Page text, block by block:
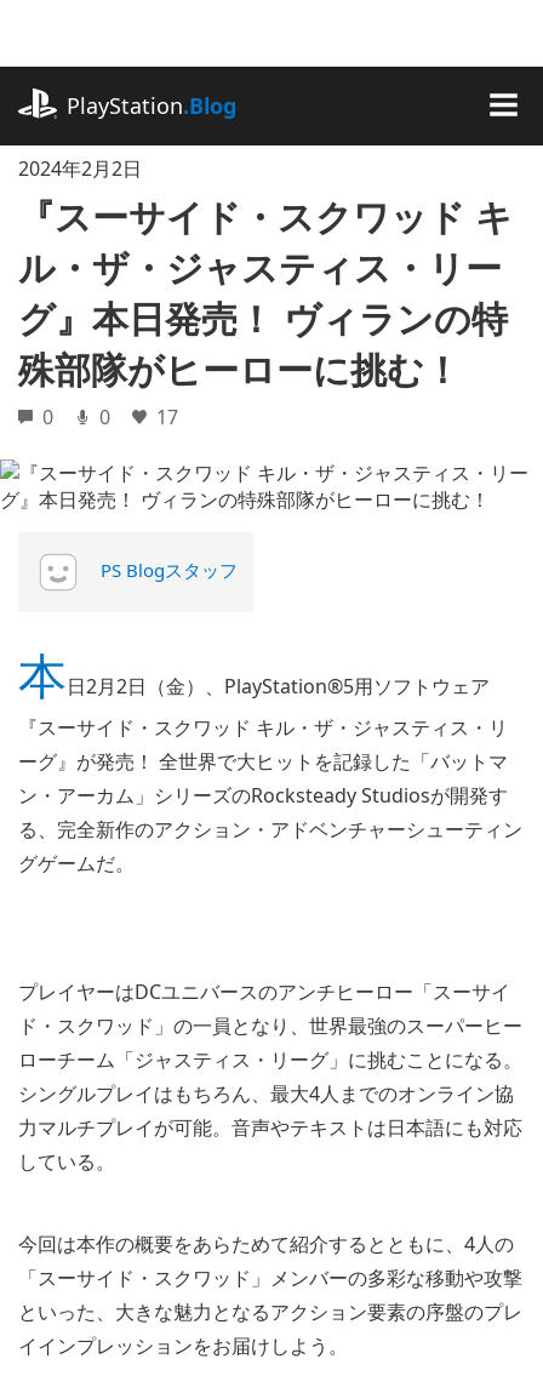
に
ッ
PlayStation.Blog
2024年2月2日
『スーサイド・スクワッド キ
ル・ザ・ジャスティス・リー
グ』本日発売！ ヴィランの特
殊部隊がヒーローに挑む！
0 0 17
PS Blogスタッフ
本日2月2日（金）、PlayStation®5用ソフトウェア
『スーサイド・スクワッド キル・ザ・ジャスティス・リ
ーグ』が発売！ 全世界で大ヒットを記録した「バットマ
ン・アーカム」シリーズのRocksteady Studiosが開発す
る、完全新作のアクション・アドベンチャーシューティン
グゲームだ。
プレイヤーはDCユニバースのアンチヒーロー「スーサイ
ド・スクワッド」の一員となり、世界最強のスーパーヒー
ローチーム「ジャスティス・リーグ」に挑むことになる。
シングルプレイはもちろん、最大4人までのオンライン協
力マルチプレイが可能。音声やテキストは日本語にも対応
している。
今回は本作の概要をあらためて紹介するとともに、4人の
「スーサイド・スクワッド」メンバーの多彩な移動や攻撃
といった、大きな魅力となるアクション要素の序盤のプレ
イインプレッションをお届けしよう。